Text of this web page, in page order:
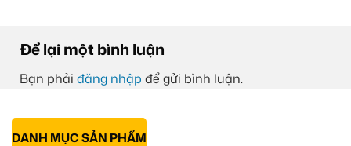
Để lại một bình luận
Bạn phải đăng nhập để gửi bình luận.
DANH MỤC SẢN PHẨM